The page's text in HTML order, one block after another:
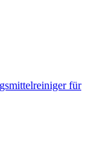
für